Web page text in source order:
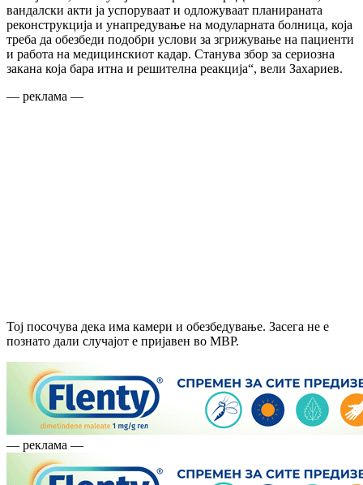
вандалски акти ја успоруваат и одложуваат планираната
реконструкција и унапредување на модуларната болница, која
треба да обезбеди подобри услови за згрижување на пациенти
и работа на медицинскиот кадар. Станува збор за сериозна
закана која бара итна и решителна реакција“, вели Захариев.
— реклама —
Тој посочува дека има камери и обезбедување. Засега не е
познато дали случајот е пријавен во МВР.
— реклама —